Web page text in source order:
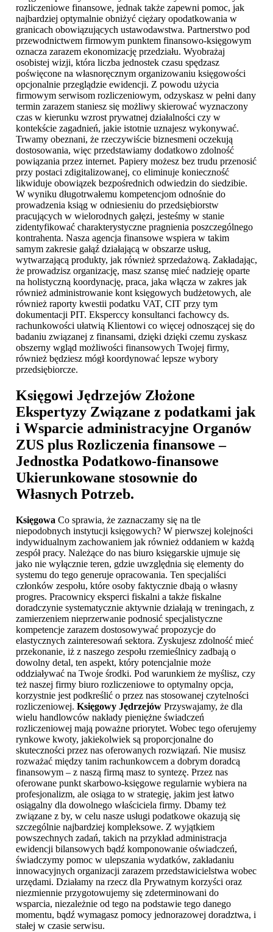
rozliczeniowe finansowe, jednak także zapewni pomoc, jak
najbardziej optymalnie obniżyć ciężary opodatkowania w
granicach obowiązujących ustawodawstwa. Partnerstwo pod
przewodnictwem firmowym punktem finansowo-księgowym
oznacza zarazem ekonomizację przedziału. Wyobrażaj
osobistej wizji, która liczba jednostek czasu spędzasz
poświęcone na własnoręcznym organizowaniu księgowości
opcjonalnie przeglądzie ewidencji. Z powodu użycia
firmowym serwisom rozliczeniowym, odzyskasz w pełni dany
termin zarazem staniesz się możliwy skierować wyznaczony
czas w kierunku wzrost prywatnej działalności czy w
kontekście zagadnień, jakie istotnie uznajesz wykonywać.
Trwamy obeznani, że rzeczywiście biznesmeni oczekują
dostosowania, więc przedstawiamy dodatkowo zdolność
powiązania przez internet. Papiery możesz bez trudu przenosić
przy postaci zdigitalizowanej, co eliminuje konieczność
likwiduje obowiązek bezpośrednich odwiedzin do siedzibie.
W wyniku długotrwałemu kompetencjom odnośnie do
prowadzenia ksiąg w odniesieniu do przedsiębiorstw
pracujących w wielorodnych gałęzi, jesteśmy w stanie
zidentyfikować charakterystyczne pragnienia poszczególnego
kontrahenta. Nasza agencja finansowe wspiera w takim
samym zakresie gałąź działającą w obszarze usług,
wytwarzającą produkty, jak również sprzedażową. Zakładając,
że prowadzisz organizację, masz szansę mieć nadzieję oparte
na holistyczną koordynację, praca, jaka włącza w zakres jak
również administrowanie kont księgowych budżetowych, ale
również raporty kwestii podatku VAT, CIT przy tym
dokumentacji PIT. Eksperccy konsultanci fachowcy ds.
rachunkowości ułatwią Klientowi co więcej odnoszącej się do
badaniu związanej z finansami, dzięki dzięki czemu zyskasz
obszerny wgląd możliwości finansowych Twojej firmy,
również będziesz mógł koordynować lepsze wybory
przedsiębiorcze.
Księgowi JędrzejówZłożone
Ekspertyzy Związane z podatkami jak
i Wsparcie administracyjne Organów
ZUS plus Rozliczenia finansowe –
Jednostka Podatkowo-finansowe
Ukierunkowane stosownie do
Własnych Potrzeb.
Księgowa Co sprawia, że zaznaczamy się na tle
niepodobnych instytucji księgowych? W pierwszej kolejności
indywidualnym zachowaniem jak również oddaniem w każdą
zespół pracy. Należące do nas biuro księgarskie ujmuje się
jako nie wyłącznie teren, gdzie uwzględnia się elementy do
systemu do tego generuje opracowania. Ten specjaliści
członków zespołu, które osoby faktycznie dbają o własny
progres. Pracownicy eksperci fiskalni a także fiskalne
doradczynie systematycznie aktywnie działają w treningach, z
zamierzeniem nieprzerwanie podnosić specjalistyczne
kompetencje zarazem dostosowywać propozycje do
elastycznych zainteresowań sektora. Zyskujesz zdolność mieć
przekonanie, iż z naszego zespołu rzemieślnicy zadbają o
dowolny detal, ten aspekt, który potencjalnie może
oddziaływać na Twoje środki. Pod warunkiem że myślisz, czy
też naszej firmy biuro rozliczeniowe to optymalny opcja,
korzystnie jest podkreślić o przez nas stosowanej czytelności
rozliczeniowej. Księgowy Jędrzejów Przyswajamy, że dla
wielu handlowców nakłady pieniężne świadczeń
rozliczeniowej mają poważne priorytet. Wobec tego oferujemy
rynkowe kwoty, jakiekolwiek są proporcjonalne do
skuteczności przez nas oferowanych rozwiązań. Nie musisz
rozważać między tanim rachunkowcem a dobrym doradcą
finansowym – z naszą firmą masz to syntezę. Przez nas
oferowane punkt skarbowo-księgowe regularnie wybiera na
profesjonalizm, ale osiąga to w strategię, jakim jest łatwo
osiągalny dla dowolnego właściciela firmy. Dbamy też
związane z by, w celu nasze usługi podatkowe okazują się
szczególnie najbardziej kompleksowe. Z wyjątkiem
powszechnych zadań, takich na przykład administracja
ewidencji bilansowych bądź komponowanie oświadczeń,
świadczymy pomoc w ulepszania wydatków, zakładaniu
innowacyjnych organizacji zarazem przedstawicielstwa wobec
urzędami. Działamy na rzecz dla Prywatnym korzyści oraz
niezmiennie przygotowujemy się zdeterminowani do
wsparcia, niezależnie od tego na podstawie tego danego
momentu, bądź wymagasz pomocy jednorazowej doradztwa, i
stałej w czasie serwisu.